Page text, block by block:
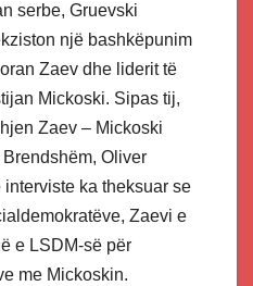
serbe, Gruevski
një bashkëpunim
Zaev dhe liderit të
Mickoski. Sipas tij,
Zaev – Mickoski
Oliver
ka theksuar se
Zaevi e
e LSDM-së për
me Mickoskin.